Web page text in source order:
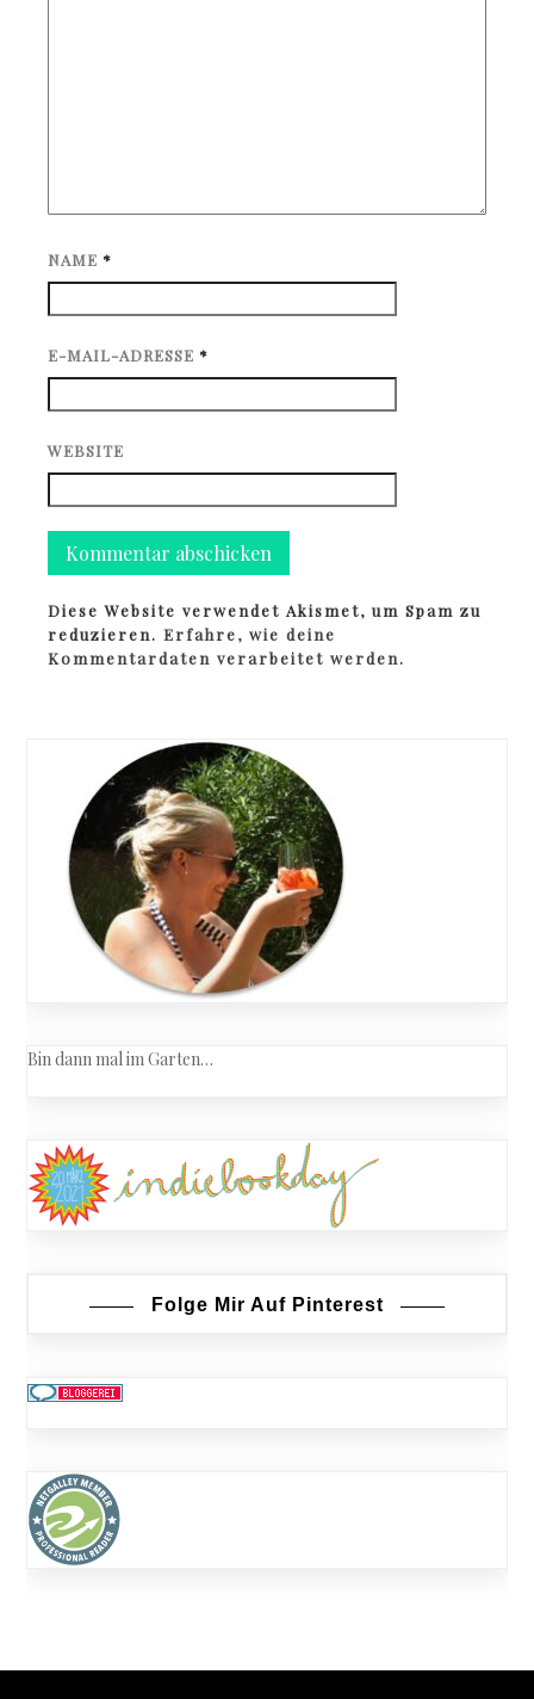
NAME *
E-MAIL-ADRESSE *
WEBSITE
Diese Website verwendet Akismet, um Spam zu
reduzieren.Erfahre, wie deine
Kommentardaten verarbeitet werden.
Bin dann mal im Garten…
Folge Mir Auf Pinterest